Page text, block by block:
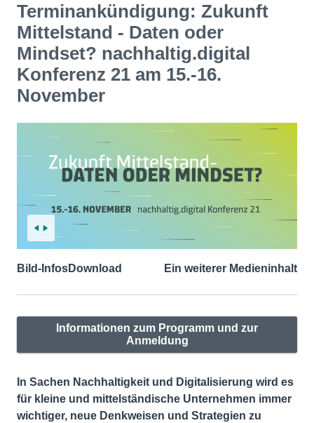
Terminankündigung: Zukunft
Mittelstand - Daten oder
Mindset? nachhaltig.digital
Konferenz 21 am 15.-16.
November
Bild-InfosDownload Ein weiterer Medieninhalt
Informationen zum Programm und zur
Anmeldung
In Sachen Nachhaltigkeit und Digitalisierung wird es
für kleine und mittelständische Unternehmen immer
wichtiger, neue Denkweisen und Strategien zu